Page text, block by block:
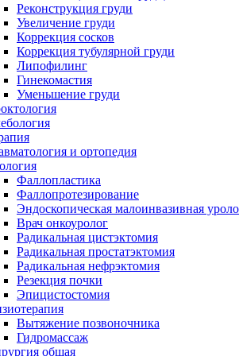
Реконструкция груди
Увеличение груди
Коррекция сосков
Коррекция тубулярной груди
Липофилинг
Гинекомастия
Уменьшение груди
и ортопедия
Фаллопластика
Фаллопротезирование
Эндоскопическая малоинвазивная
Врач онкоуролог
Радикальная цистэктомия
Радикальная простатэктомия
Радикальная нефрэктомия
Резекция почки
Эпицистостомия
Вытяжение позвоночника
Гидромассаж
общая